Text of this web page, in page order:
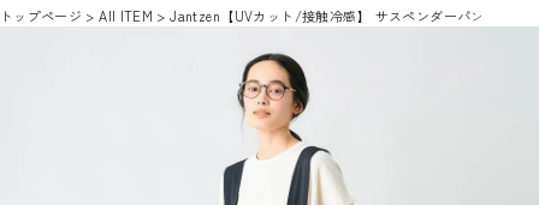
トップページ AII ITEM Jantzen【UVカット/接触冷感】 サスペンダーパンツ